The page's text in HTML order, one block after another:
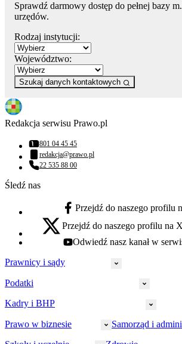
Sprawdź darmowy dostęp do pełnej bazy
urzędów.
Rodzaj instytucji:
Województwo:
Szukaj danych kontaktowych
Redakcja serwisu Prawo.pl
Numer telefonu:
801 04 45 45
Adres email:
redakcja@prawo.pl
Numer telefonu:
22 535 88 00
Śledź nas
facebook - otwiera się w nowej karcie
Przejdź do naszego profilu
x - otwiera się w nowej karcie
Przejdź do naszego profilu na
youtube - otwiera się w nowej karcie
Odwiedź nasz kanał w
Prawnicy i sądy
Prawnicy
Policja
Podatki
CIT
Kadry i BHP
Prawo w biznesie Samorząd i